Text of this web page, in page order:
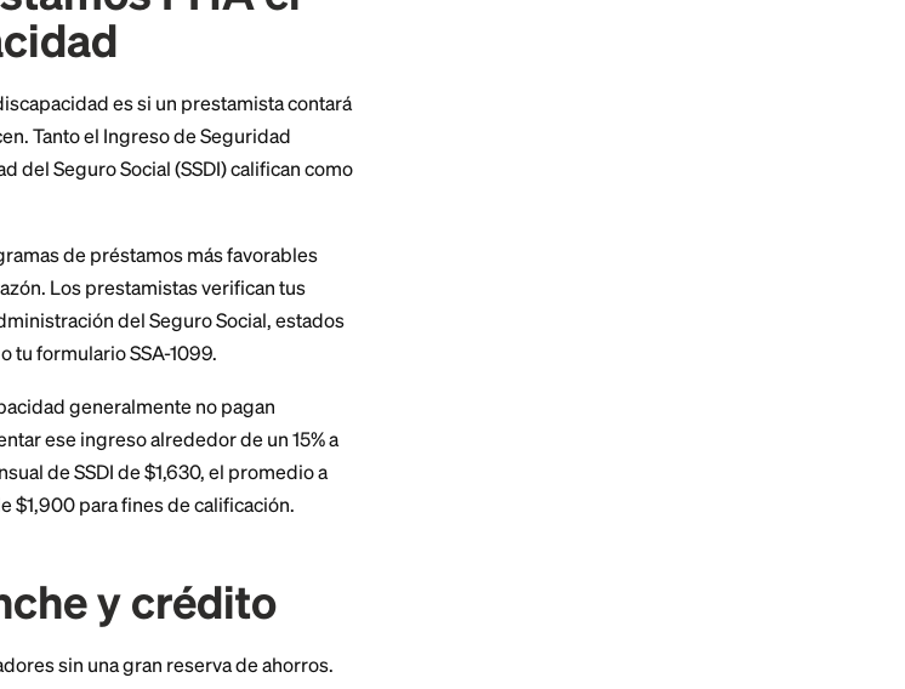
prima por adelantado más prima anual
Propiedad de Vivienda de la Sección 8, subvenciones
para enganche
préstamos FHA el
lo hacen. Tanto el Ingreso de Seguridad
Incapacidad del Seguro Social (SSDI) califican como
la fuente.
misma razón. Los prestamistas verifican tus
o tu formulario SSA-1099.